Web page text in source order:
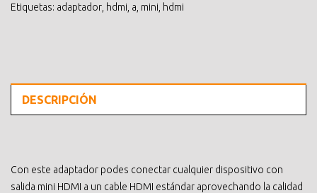
Etiquetas: adaptador hdmi a mini hdmi
DESCRIPCIÓN
Con este adaptador podes conectar cualquier dispositivo con
salida mini HDMI a un cable HDMI estándar aprovechando la calidad